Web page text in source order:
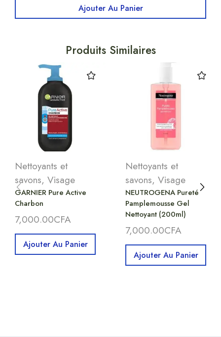
Ajouter Au Panier
Produits Similaires
Nettoyants et
savons, Visage
GARNIER Pure Active
Charbon
7,000.00CFA
Ajouter Au Panier
Nettoyants et
savons, Visage
NEUTROGENA Pureté
Pamplemousse Gel
Nettoyant (200ml)
7,000.00CFA
Ajouter Au Panier